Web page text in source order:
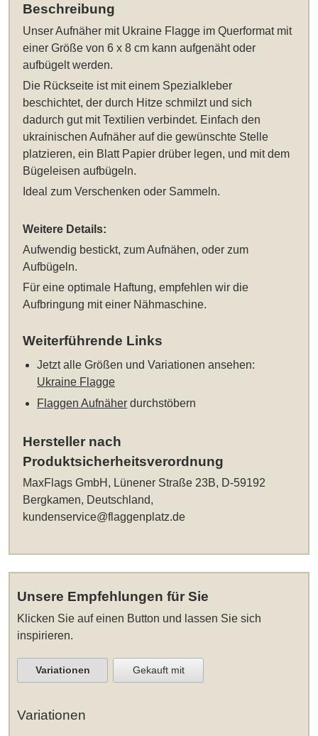
Beschreibung
UnserAufnäher mit Ukraine Flagge im Querformat mit
einer Größe von 6 x 8 cm kann aufgenäht oder
aufbügelt werden.
Die Rückseite ist mit einem Spezialkleber
beschichtet, der durch Hitze schmilzt und sich
dadurch gut mit Textilien verbindet. Einfach den
ukrainischen Aufnäher auf die gewünschte Stelle
platzieren, ein Blatt Papier drüber legen, und mit dem
Bügeleisen aufbügeln.
Ideal zum Verschenken oder Sammeln.
Weitere Details:
Aufwendig bestickt, zum Aufnähen, oder zum
Aufbügeln.
Für eine optimale Haftung, empfehlen wir die
Aufbringung mit einer Nähmaschine.
Weiterführende Links
Jetzt alle Größen und Variationen ansehen:
Ukraine Flagge
Flaggen Aufnäher durchstöbern
Hersteller nach
Produktsicherheitsverordnung
MaxFlags GmbH, Lünener Straße 23B, D-59192
Bergkamen, Deutschland,
kundenservice@flaggenplatz.de
Unsere Empfehlungen für Sie
Klicken Sie auf einen Button und lassen Sie sich
inspirieren.
Variationen Gekauft mit
Variationen